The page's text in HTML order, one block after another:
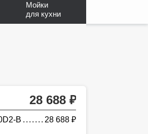
Мойки
для кухни
28 688
B 28 688